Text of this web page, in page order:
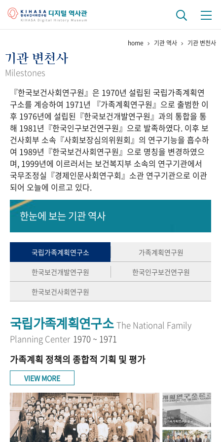
걸어온 길 기관 변천사
연구 역사
정책과 연구 키워드로 보는 연구 역사
연구자들
간행물 변천사
기록물 아카이브
사진 아카이브 문서 기록물 행정박물 영상 기록물
50+1 주년 기념
세계와 함께 한 KIHASA
VR 역사관
home 기관 역사 기관 변천사
기관 변천사
Milestones
『한국보건사회연구원』은 1970년 설립된 국립가족계획연
구소를 계승하여 1971년 『가족계획연구원』으로 출범한 이
후 1976년에 설립된『한국보건개발연구원』과의 통합을 통
해 1981년『한국인구보건연구원』으로 발족하였다. 이후 보
건사회부 소속『사회보장심의위원회』의 연구기능을 흡수하
여 1989년『한국보건사회연구원』으로 명칭을 변경하였으
며, 1999년에 이르러서는 보건복지부 소속의 연구기관에서
국무조정실『경제인문사회연구회』소관 연구기관으로 이관
되어 오늘에 이르고 있다.
한눈에 보는기관 역사
국립가족계획연구소
가족계획연구원
한국보건개발연구원
한국인구보건연구원
한국보건사회연구원
국립가족계획연구소 The National Family
Planning Center 1970 ~ 1971
가족계획 정책의 종합적 기획 및 평가
VIEW MORE